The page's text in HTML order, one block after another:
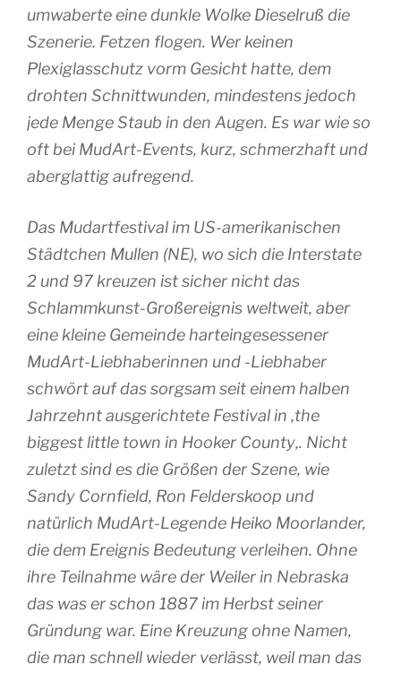
umwaberte eine dunkle Wolke Dieselruß die
Szenerie. Fetzen flogen. Wer keinen
Plexiglasschutz vorm Gesicht hatte, dem
drohten Schnittwunden, mindestens jedoch
jede Menge Staub in den Augen. Es war wie so
oft bei MudArt-Events, kurz, schmerzhaft und
aberglattig aufregend.
Das Mudartfestival im US-amerikanischen
Städtchen Mullen (NE), wo sich die Interstate
2 und 97 kreuzen ist sicher nicht das
Schlammkunst-Großereignis weltweit, aber
eine kleine Gemeinde harteingesessener
MudArt-Liebhaberinnen und -Liebhaber
schwört auf das sorgsam seit einem halben
Jahrzehnt ausgerichtete Festival in ‚the
biggest little town in Hooker County‚. Nicht
zuletzt sind es die Größen der Szene, wie
Sandy Cornfield, Ron Felderskoop und
natürlich MudArt-Legende Heiko Moorlander,
die dem Ereignis Bedeutung verleihen. Ohne
ihre Teilnahme wäre der Weiler in Nebraska
das was er schon 1887 im Herbst seiner
Gründung war. Eine Kreuzung ohne Namen,
die man schnell wieder verlässt, weil man das